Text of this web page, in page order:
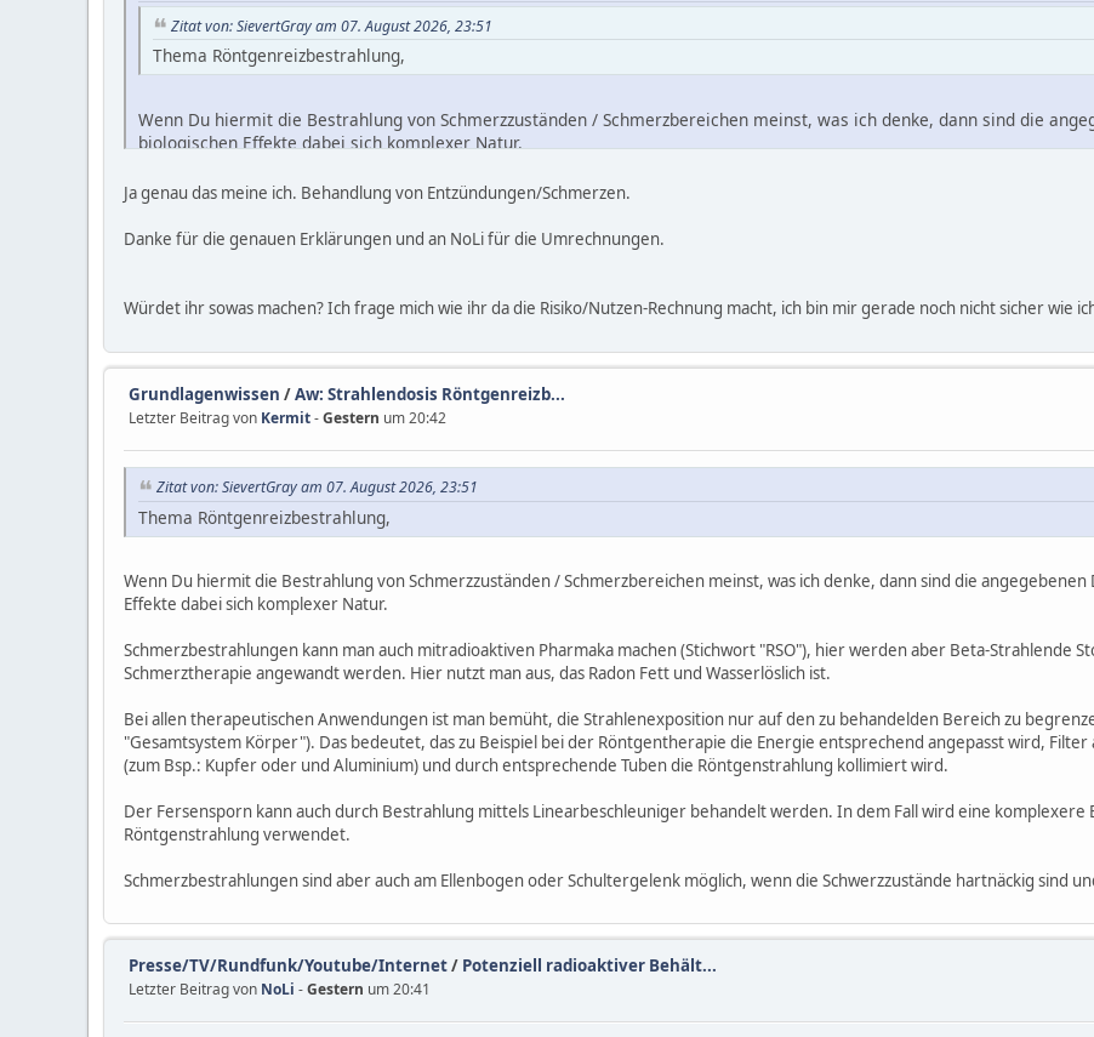
Zitat von: SievertGray am 07. August 2026, 23:51
Thema Röntgenreizbestrahlung,
Wenn Du hiermit die Bestrahlung von Schmerzzuständen / Schmerzbereichen meinst, was ich denke, dann sind die
biologischen Effekte dabei sich komplexer Natur.
Ja genau das meine ich. Behandlung von Entzündungen/Schmerzen.
Danke für die genauen Erklärungen und an NoLi für die Umrechnungen.
Würdet ihr sowas machen? Ich frage mich wie ihr da die Risiko/Nutzen-Rechnung macht, ich bin mir gerade noch nicht sicher wie
Grundlagenwissen /Aw: Strahlendosis Röntgenreizb...
Letzter Beitrag von Kermit-Gestern um 20:42
Zitat von: SievertGray am 07. August 2026, 23:51
Thema Röntgenreizbestrahlung,
Wenn Du hiermit die Bestrahlung von Schmerzzuständen / Schmerzbereichen meinst, was ich denke, dann sind die
Effekte dabei sich komplexer Natur.
Schmerzbestrahlungen kann man auch mitradioaktiven Pharmaka machen (Stichwort "RSO"), hier werden aber Beta-Strahlende
Schmerztherapie angewandt werden. Hier nutzt man aus, das Radon Fett und Wasserlöslich ist.
Bei allen therapeutischen Anwendungen ist man bemüht, die Strahlenexposition nur auf den zu behandelden Bereich zu
"Gesamtsystem Körper"). Das bedeutet, das zu Beispiel bei der Röntgentherapie die Energie entsprechend angepasst wird,
(zum Bsp.: Kupfer oder und Aluminium) und durch entsprechende Tuben die Röntgenstrahlung kollimiert wird.
Der Fersensporn kann auch durch Bestrahlung mittels Linearbeschleuniger behandelt werden. In dem Fall wird eine
Röntgenstrahlung verwendet.
Schmerzbestrahlungen sind aber auch am Ellenbogen oder Schultergelenk möglich, wenn die Schwerzzustände hartnäckig sind
Presse/TV/Rundfunk/Youtube/Internet/ Potenziell radioaktiver Behält...
Letzter Beitrag von NoLi -Gestern um 20:41